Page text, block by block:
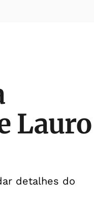
Lauro
detalhes do